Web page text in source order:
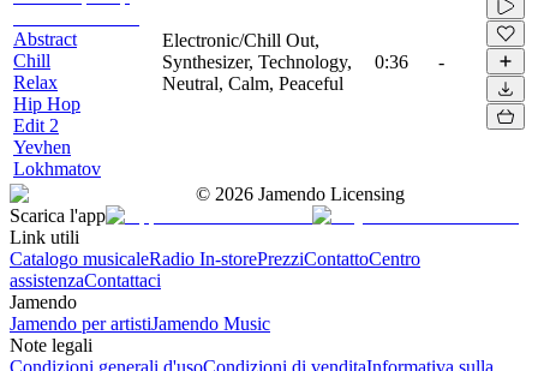
Abstract
Chill
Relax
Hip Hop
Edit 2
Yevhen
Lokhmatov
Electronic/Chill Out,
Synthesizer, Technology,
Neutral, Calm, Peaceful
0:36 -
© 2026 Jamendo Licensing
Scarica l'app
Link utili
Catalogo musicaleRadio In-storePrezziContattoCentro
assistenzaContattaci
Jamendo
Jamendo per artistiJamendo Music
Note legali
Condizioni generali d'usoCondizioni di venditaInformativa sulla